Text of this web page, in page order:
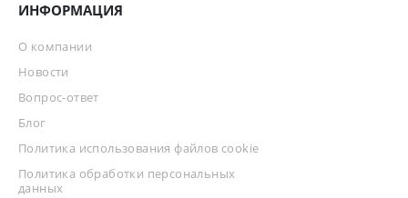
ИНФОРМАЦИЯ
О компании
Новости
Вопрос-ответ
Блог
Политика использования файлов cookie
Политика обработки персональных
данных